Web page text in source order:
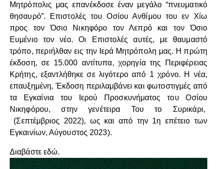
Μητρόπολις μας επανέκδοσε έναν μεγάλο “πνευματικό
θησαυρό”. Επιστολές του Οσίου Ανθίμου του εν Χίω
προς τον Όσιο Νικηφόρο τον Λεπρό και τον Όσιο
Ευμένιο τον νέο. Οι Επιστολές αυτές, με θαυμαστό
τρόπο, περιήλθαν εις την Ιερά Μητρόπολη μας. Η πρώτη
έκδοση, σε 15.000 αντίτυπα, χορηγία της Περιφέρειας
Κρήτης, εξαντλήθηκε σε λιγότερο από 1 χρόνο. Η νέα,
επαυξημένη, Έκδοση περιλαμβάνει και φωτοστιγμές από
τα Εγκαίνια του Ιερού Προσκυνήματος του Οσίου
Νικηφόρου, στην γενέτειρα Του το Συρικάρι,
(Σεπτέμβριος 2022), ως και από την 1η επέτειο των
Εγκαινίων, Αύγουστος 2023).
Διαβάστε εδώ.